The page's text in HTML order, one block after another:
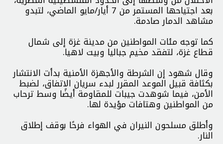
بعد اجتياحها المستمر من 7 أيار/مايو الماضي، لتبدو
مشاهد الدمار صادمة.
كما توجه مئات المواطنين من مدينة غزة إلى شمال
قطاع غزة، لتفقد مخيم جباليا وبيت لاهيا.
وقال شهود إن الشرطة والأجهزة الأمنية بدأت الانتشار
بكثافة قبيل الموعد المقرر لبدء سريان الاتفاق، لضبط
الأمن، فيما شوهدت جيبات للمقاومة أيضًا وسط ترحاب
من المواطنين وهتافات مؤيدة لها.
وأطلق مسلحون النيران في الهواء فرحًا بوقف إطلاق
النار.